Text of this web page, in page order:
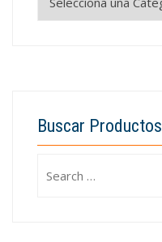
Buscar Productos
for: